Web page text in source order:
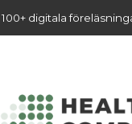
100+ digitala